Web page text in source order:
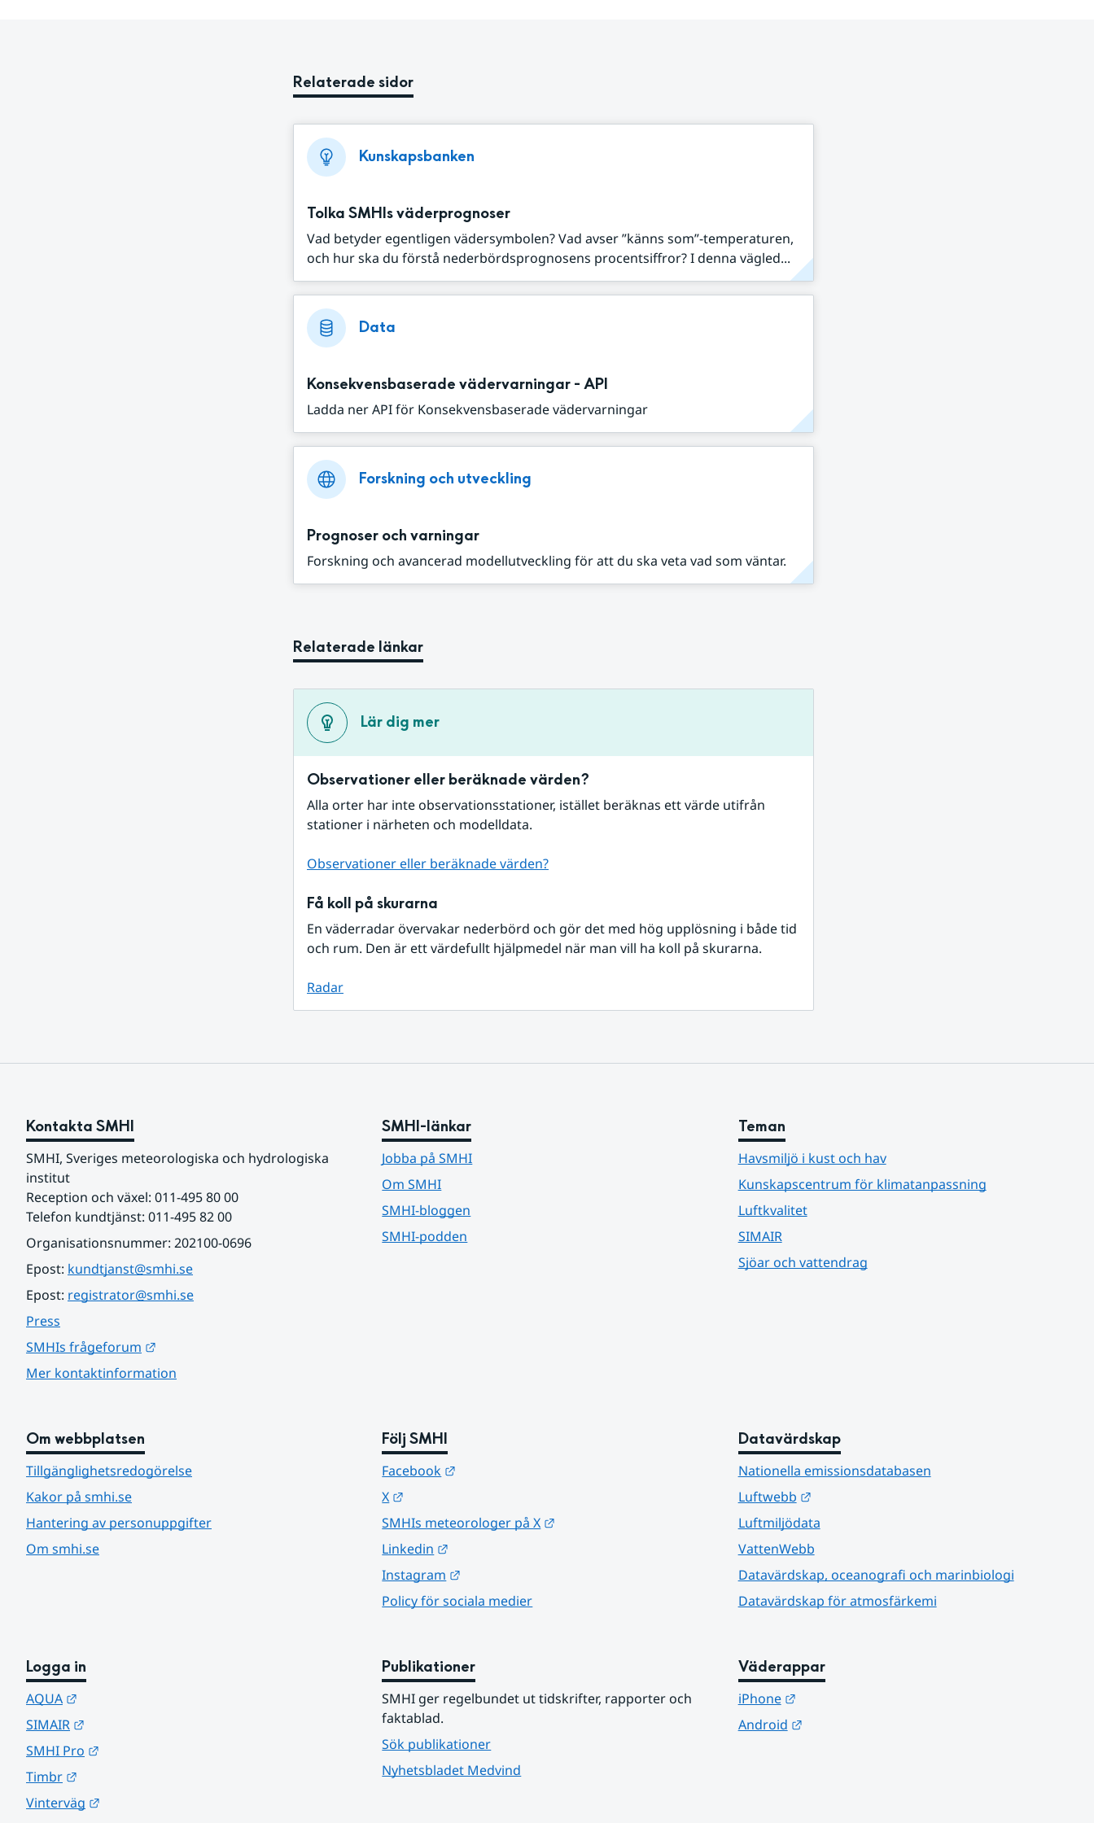
Relaterade sidor
Kunskapsbanken
Tolka SMHIs väderprognoser
Vad betyder egentligen vädersymbolen? Vad avser ”känns som”-temperaturen,
och hur ska du förstå nederbördsprognosens procentsiffror? I denna vägled...
Data
Konsekvensbaserade vädervarningar - API
Ladda ner API för Konsekvensbaserade vädervarningar
Forskning och utveckling
Prognoser och varningar
Forskning och avancerad modellutveckling för att du ska veta vad som väntar.
Relaterade länkar
Lär dig mer
Observationer eller beräknade värden?
Alla orter har inte observationsstationer, istället beräknas ett värde utifrån
stationer i närheten och modelldata.
Observationer eller beräknade värden?
Få koll på skurarna
En väderradar övervakar nederbörd och gör det med hög upplösning i både tid
och rum. Den är ett värdefullt hjälpmedel när man vill ha koll på skurarna.
Radar
Kontakta SMHI
SMHI, Sveriges meteorologiska och hydrologiska
institut
Reception och växel: 011-495 80 00
Telefon kundtjänst: 011-495 82 00
Organisationsnummer: 202100-0696
Epost: kundtjanst@smhi.se
Epost: registrator@smhi.se
Press
SMHIs frågeforum
Mer kontaktinformation
SMHI-länkar
Jobba på SMHI
Om SMHI
SMHI-bloggen
SMHI-podden
Teman
Havsmiljö i kust och hav
Kunskapscentrum för klimatanpassning
Luftkvalitet
SIMAIR
Sjöar och vattendrag
Om webbplatsen
Tillgänglighetsredogörelse
Kakor på smhi.se
Hantering av personuppgifter
Om smhi.se
Följ SMHI
Facebook
X
SMHIs meteorologer på X
Linkedin
Instagram
Policy för sociala medier
Datavärdskap
Nationella emissionsdatabasen
Luftwebb
Länk till annan webbplats.
Luftmiljödata
VattenWebb
Datavärdskap, oceanografi och marinbiologi
Datavärdskap för atmosfärkemi
Logga in
AQUA
SIMAIR
SMHI Pro
Timbr
Vinterväg
Publikationer
SMHI ger regelbundet ut tidskrifter, rapporter och
faktablad.
Sök publikationer
Nyhetsbladet Medvind
Väderappar
iPhone
Länk till annan webbplats.
Android
Länk till annan webbplats.